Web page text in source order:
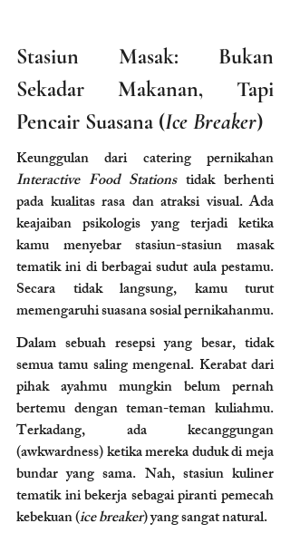
Stasiun Masak: Bukan
Sekadar Makanan, Tapi
Pencair Suasana (Ice Breaker)
Interactive Food Stations tidak berhenti
pada kualitas rasa dan atraksi visual. Ada
keajaiban psikologis yang terjadi ketika
kamu menyebar stasiun-stasiun masak
tematik ini di berbagai sudut aula pestamu.
Secara tidak langsung, kamu turut
memengaruhi suasana sosial pernikahanmu.
Dalam sebuah resepsi yang besar, tidak
semua tamu saling mengenal. Kerabat dari
pihak ayahmu mungkin belum pernah
bertemu dengan teman-teman kuliahmu.
Terkadang, ada kecanggungan
(awkwardness) ketika mereka duduk di meja
bundar yang sama. Nah, stasiun kuliner
tematik ini bekerja sebagai piranti pemecah
kebekuan (ice breaker) yang sangat natural.